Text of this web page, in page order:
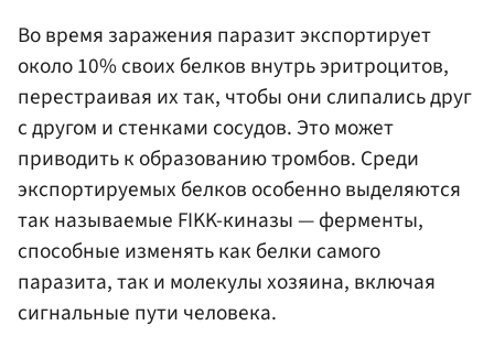
Во время заражения паразит экспортирует
около 10% своих белков внутрь эритроцитов,
перестраивая их так, чтобы они слипались друг
с другом и стенками сосудов. Это может
приводить к образованию тромбов. Среди
экспортируемых белков особенно выделяются
так называемые FIKK-киназы — ферменты,
способные изменять как белки самого
паразита, так и молекулы хозяина, включая
сигнальные пути человека.